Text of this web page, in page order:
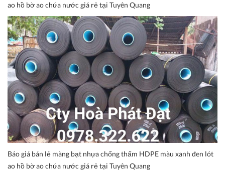
ao hồ bờ ao chứa nước giá rẻ tại Tuyên Quang
Báo giá bán lẻ màng bạt nhựa chống thấm HDPE màu xanh đen lót
ao hồ bờ ao chứa nước giá rẻ tại Tuyên Quang